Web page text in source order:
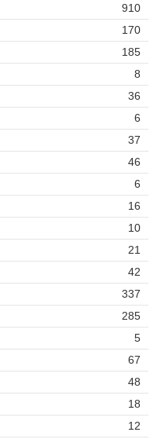
910
170
185
8
36
6
37
46
6
16
10
21
42
337
285
5
67
48
18
12